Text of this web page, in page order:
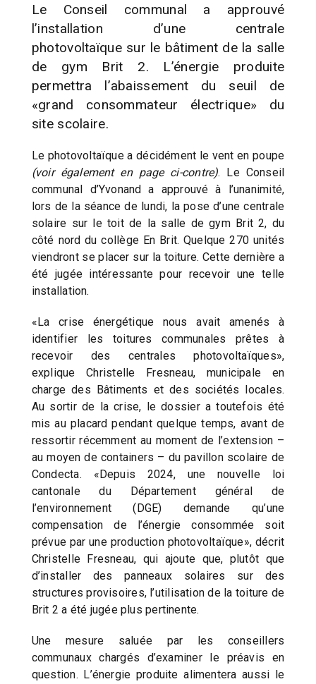
Le Conseil communal a approuvé
l’installation d’une centrale
photovoltaïque sur le bâtiment de la salle
de gym Brit 2. L’énergie produite
permettra l’abaissement du seuil de
«grand consommateur électrique» du
site scolaire.
Le photovoltaïque a décidément le vent en poupe
(voir également en page ci-contre). Le Conseil
communal d’Yvonand a approuvé à l’unanimité,
lors de la séance de lundi, la pose d’une centrale
solaire sur le toit de la salle de gym Brit 2, du
côté nord du collège En Brit. Quelque 270 unités
viendront se placer sur la toiture. Cette dernière a
été jugée intéressante pour recevoir une telle
installation.
«La crise énergétique nous avait amenés à
identifier les toitures communales prêtes à
recevoir des centrales photovoltaïques»,
explique Christelle Fresneau, municipale en
charge des Bâtiments et des sociétés locales.
Au sortir de la crise, le dossier a toutefois été
mis au placard pendant quelque temps, avant de
ressortir récemment au moment de l’extension –
au moyen de containers – du pavillon scolaire de
Condecta. «Depuis 2024, une nouvelle loi
cantonale du Département général de
l’environnement (DGE) demande qu’une
compensation de l’énergie consommée soit
prévue par une production photovoltaïque», décrit
Christelle Fresneau, qui ajoute que, plutôt que
d’installer des panneaux solaires sur des
structures provisoires, l’utilisation de la toiture de
Brit 2 a été jugée plus pertinente.
Une mesure saluée par les conseillers
communaux chargés d’examiner le préavis en
question. L’énergie produite alimentera aussi le